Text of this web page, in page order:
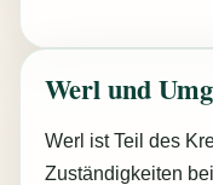
Werl und
Werl ist Teil des
Zuständigkeiten